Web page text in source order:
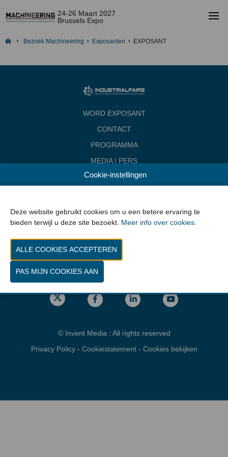
24-26 Maart 2027
Brussels Expo
Bezoek Machineering Exposanten EXPOSANT
WORD EXPOSANT
CONTACT
PROGRAMMA
MEDIA | PERS
INDUSTRIALFAIRS
Woensdag 24 maart 2027 van 10.00 - 18.00
Donderdag 25 maart 2027 van 10.00 - 22.00
Locatie
gps: Parking C - Romeinsesteenweg
1853 Brussel
© Invent Media : All rights reserved
Privacy Policy- Cookiestatement- Cookies bekijken
Cookie-instellingen
Deze website gebruikt cookies om u een betere ervaring te
bieden terwijl u deze site bezoekt. Meer info over cookies